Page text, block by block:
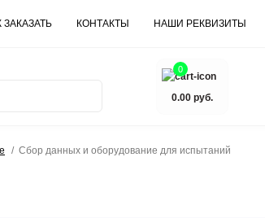
ЗАКАЗАТЬ КОНТАКТЫ НАШИ РЕКВИЗИТЫ
0
0.00 руб.
Сбор данных и оборудование для испытаний